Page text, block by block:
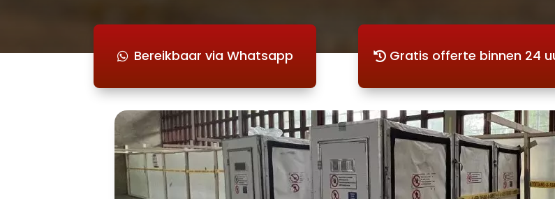
Bereikbaar via Whatsapp Gratis offerte binnen 24